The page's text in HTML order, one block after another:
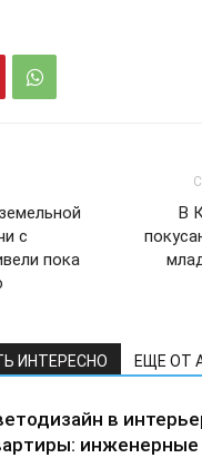
с
пока
В
ИНТЕРЕСНО ЕЩЕ ОТ
в